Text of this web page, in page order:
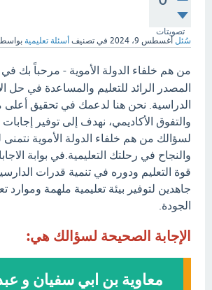
تصويتات
سُئل أغسطس 9، 2024 في تصنيف أسئلة تعليمية
من هم خلفاء الدولة الأموية - مرحباً بك في
المصدر الرائد للتعليم والمساعدة في حل
الدراسية. نحن هنا لدعمك في تحقيق أعلى
والتفوق الأكاديمي، نهدف إلى توفير
لسؤالك من هم خلفاء الدولة الأموية نتمنى
والنجاح في رحلتك التعليمية.في بوابة
قوة التعليم ودوره في تنمية قدرات
جاهدين لتوفير بيئة تعليمية ملهمة وموارد
الجودة.
الإجابة الصحيحة لسؤالك هي:
معاوية بن ابي سفيان و